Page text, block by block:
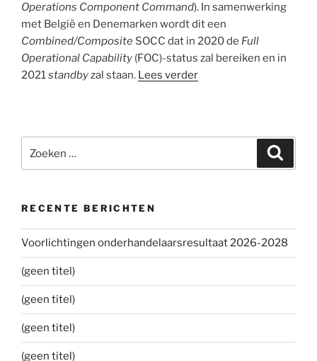
Operations Component Command). In samenwerking
met België en Denemarken wordt dit een
Combined/Composite SOCC dat in 2020 de Full
Operational Capability (FOC)-status zal bereiken en in
2021standbyzal staan. Lees verder
naar:
RECENTE BERICHTEN
Voorlichtingen onderhandelaarsresultaat 2026-2028
(geen titel)
(geen titel)
(geen titel)
(geen titel)